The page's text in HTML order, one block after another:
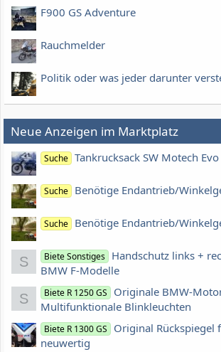
F900 GS Adventure
Rauchmelder
Politik oder was jeder darunter
Neue Anzeigen im Marktplatz
Suche Tankrucksack SW Motech Evo
Suche Benötige Endantrieb/
Suche Benötige Endantrieb/
S Biete Sonstiges Handschutz links +
BMW F-Modelle
S Biete R 1250 GS
Originale BMW-
Multifunktionale Blinkleuchten
Biete R 1300 GS
Original Rückspiegel
neuwertig